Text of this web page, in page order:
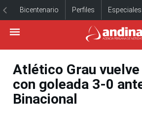
Bicentenario Perfiles Especiales
Atlético Grau
con goleada 3-0
Binacional